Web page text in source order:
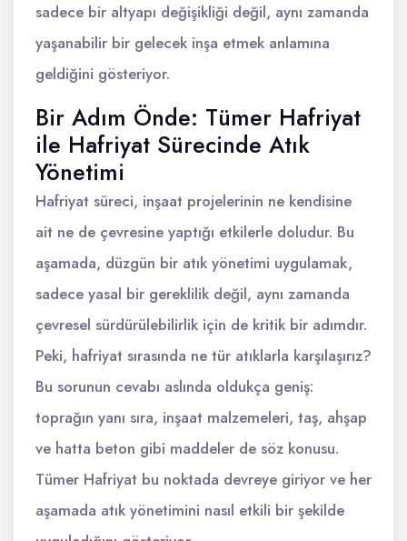
sadece bir altyapı değişikliği değil, aynı zamanda
yaşanabilir bir gelecek inşa etmek anlamına
geldiğini gösteriyor.
Bir Adım Önde: Tümer Hafriyat
ile Hafriyat Sürecinde Atık
Yönetimi
Hafriyat süreci, inşaat projelerinin ne kendisine
ait ne de çevresine yaptığı etkilerle doludur. Bu
aşamada, düzgün bir atık yönetimi uygulamak,
sadece yasal bir gereklilik değil, aynı zamanda
çevresel sürdürülebilirlik için de kritik bir adımdır.
Peki, hafriyat sırasında ne tür atıklarla karşılaşırız?
Bu sorunun cevabı aslında oldukça geniş:
toprağın yanı sıra, inşaat malzemeleri, taş, ahşap
ve hatta beton gibi maddeler de söz konusu.
Tümer Hafriyat bu noktada devreye giriyor ve her
aşamada atık yönetimini nasıl etkili bir şekilde